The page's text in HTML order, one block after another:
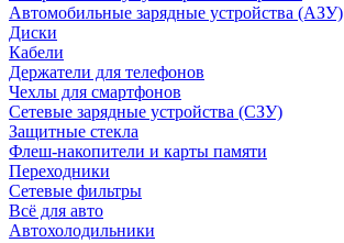
Автомобильные зарядные устройства (АЗУ)
Диски
Кабели
Держатели для телефонов
Чехлы для смартфонов
Сетевые зарядные устройства (СЗУ)
Защитные стекла
Флеш-накопители и карты памяти
Переходники
Сетевые фильтры
Всё для авто
Автохолодильники